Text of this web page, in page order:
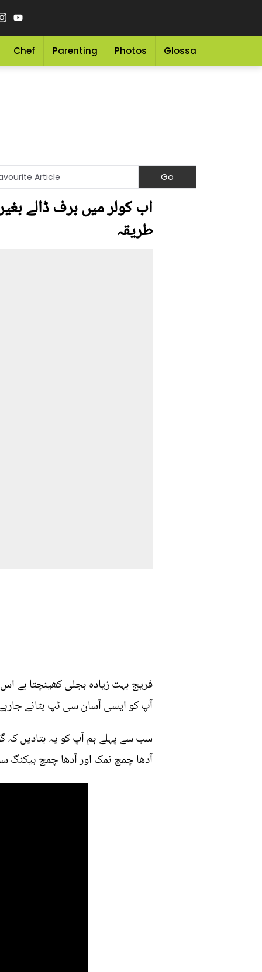
Chef Parenting Photos Glossary
اب کولر میں برف ڈالے
طریقہ
فریج بہت زیادہ بجلی کھینچتا ہے
آپ کو ایسی آسان سی ٹپ بتانے
سب سے پہلے ہم آپ کو یہ بتادیں کہ
آدھا چمچ نمک اور آدھا چمچ بیکنگ